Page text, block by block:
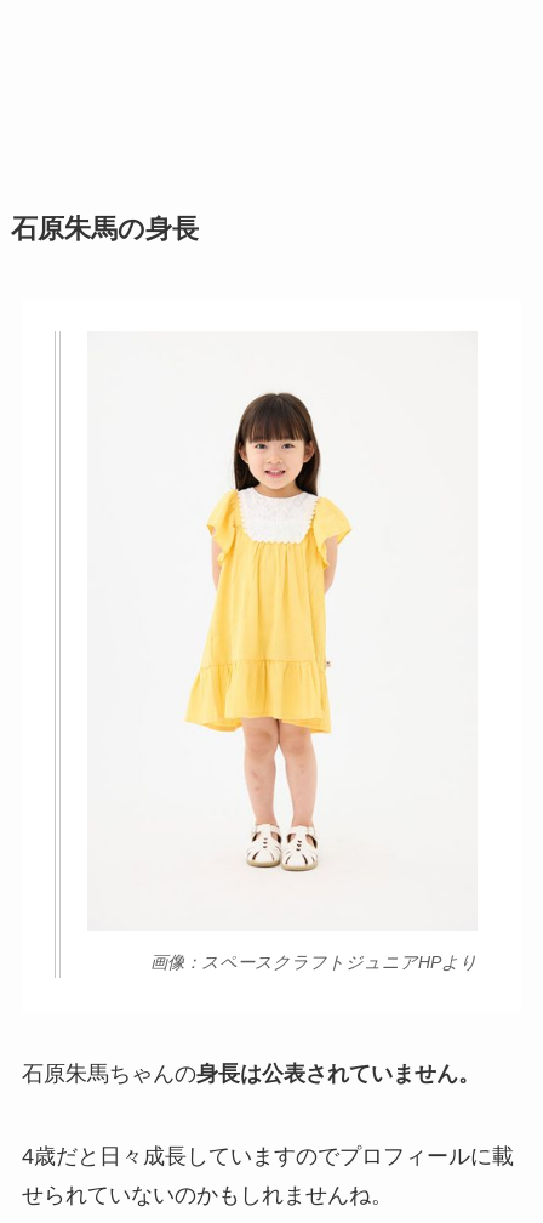
石原朱馬の身長
画像：スペースクラフトジュニアHPより
石原朱馬ちゃんの身長は公表されていません。
4歳だと日々成長していますのでプロフィールに載
せられていないのかもしれませんね。